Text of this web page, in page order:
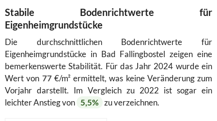
Stabile Bodenrichtwerte für
Eigenheimgrundstücke
Die durchschnittlichen Bodenrichtwerte für
Eigenheimgrundstücke in Bad Fallingbostel zeigen eine
bemerkenswerte Stabilität. Für das Jahr 2024 wurde ein
Wert von 77€/m² ermittelt, was keine Veränderung zum
Vorjahr darstellt. Im Vergleich zu 2022 ist sogar ein
leichter Anstieg von 5,5% zu verzeichnen.